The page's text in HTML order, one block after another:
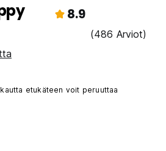
8.9
(486 Arviot)
etukäteen voit peruuttaa